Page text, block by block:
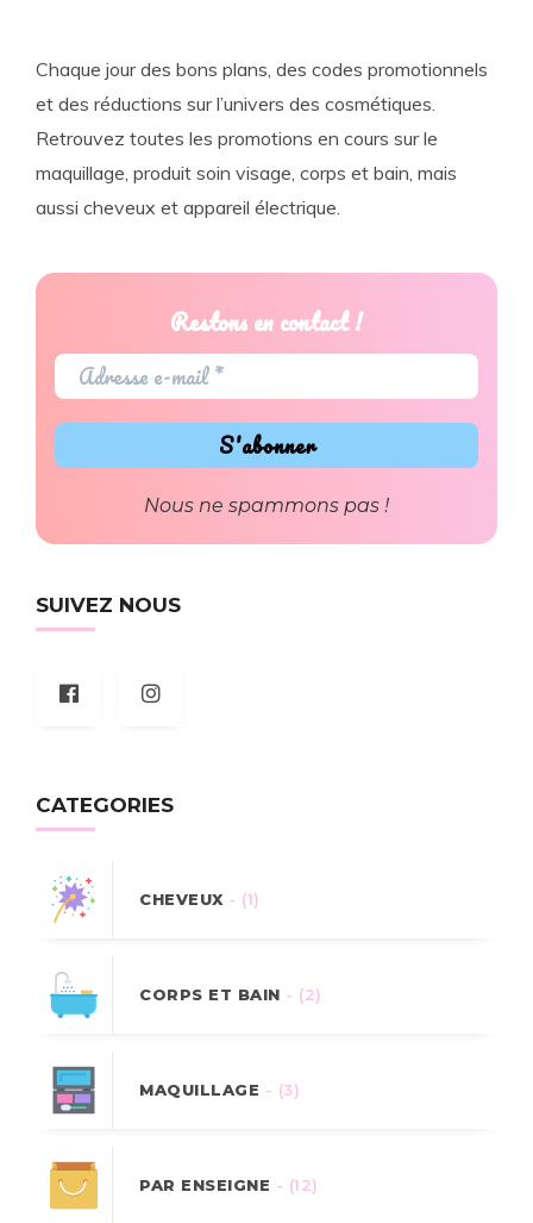
Chaque jour des bons plans, des codes promotionnels
et des réductions sur l’univers des cosmétiques.
Retrouvez toutes les promotions en cours sur le
maquillage, produit soin visage, corps et bain, mais
aussi cheveux et appareil électrique.
Restons en contact !
Nous ne spammons pas !
SUIVEZ NOUS
CATEGORIES
CHEVEUX - (1)
CORPS ET BAIN - (2)
MAQUILLAGE - (3)
PAR ENSEIGNE - (12)